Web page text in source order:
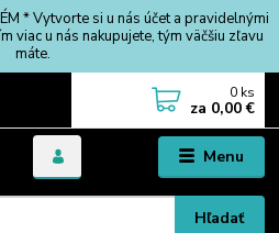
* Vytvorte si u nás účet a pravidelnými
viac u nás nakupujete, tým väčšiu zľavu
máte.
Menu
Hľadať
0 ks
za 0,00 €